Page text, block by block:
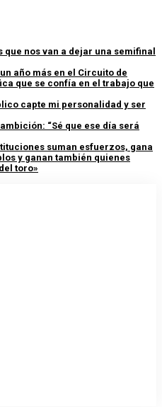
nos van a dejar una semifinal
año más en el Circuito de
que se confía en el trabajo que
capte mi personalidad y ser
“Sé que ese día será
suman esfuerzos, gana
y ganan también quienes
toro»